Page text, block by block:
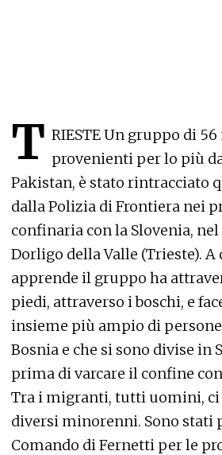
T RIESTE Un gruppo di
provenienti per lo più
Pakistan, è stato rintracciato
dalla Polizia di Frontiera nei
confinaria con la Slovenia,
Dorligo della Valle (Trieste). A
apprende il gruppo ha
piedi, attraverso i boschi, e
insieme più ampio di
Bosnia e che si sono divise in
prima di varcare il confine
Tra i migranti, tutti uomini, ci
diversi minorenni. Sono stati
Comando di Fernetti per le